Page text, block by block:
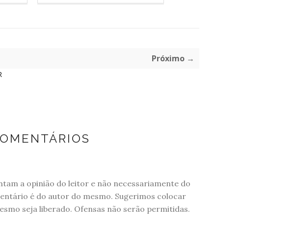
Próximo →
a opinião do leitor e não necessariamente do
é do autor do mesmo. Sugerimos colocar
seja liberado. Ofensas não serão permitidas.